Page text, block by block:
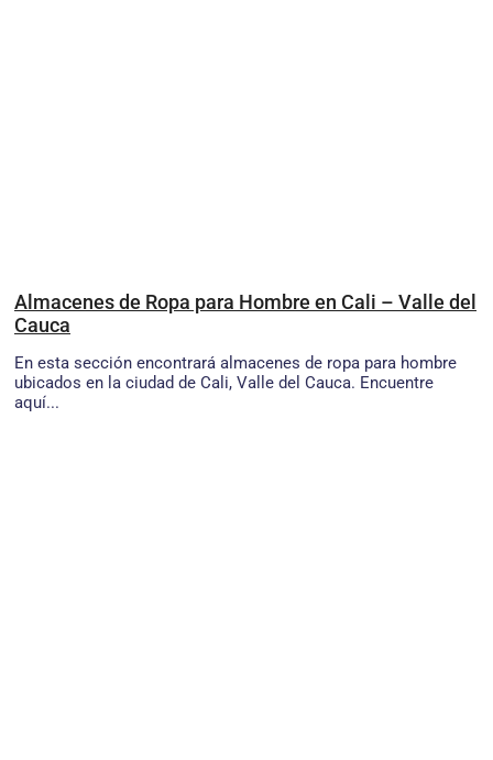
Almacenes de Ropa para Hombre en Cali – Valle del
Cauca
En esta sección encontrará almacenes de ropa para hombre
ubicados en la ciudad de Cali, Valle del Cauca. Encuentre
aquí...